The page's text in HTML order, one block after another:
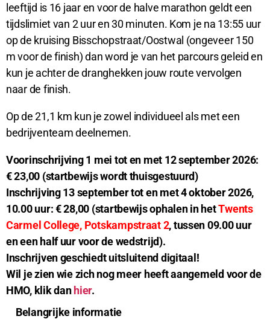
leeftijd is 16 jaar en voor de halve marathon geldt een
tijdslimiet van 2 uur en 30 minuten. Kom je na 13:55 uur
op de kruising Bisschopstraat/Oostwal (ongeveer 150
m voor de finish) dan word je van het parcours geleid en
kun je achter de dranghekken jouw route vervolgen
naar de finish.
Op de 21,1 km kun je zowel individueel als met een
bedrijventeam deelnemen.
Voorinschrijving 1 mei tot en met 12 september 2026:
€ 23,00 (startbewijs wordt thuisgestuurd)
Inschrijving 13 september tot en met 4 oktober 2026,
10.00 uur: € 28,00 (startbewijs ophalen in hetTwents
Carmel College, Potskampstraat 2, tussen 09.00 uur
en een half uur voor de wedstrijd).
Inschrijven geschiedt uitsluitend digitaal!
Wil je zien wie zich nog meer heeft aangemeld voor de
HMO, klik danhier.
Belangrijke informatie